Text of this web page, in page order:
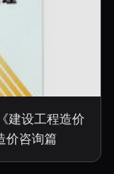
建设工程造价
咨询篇